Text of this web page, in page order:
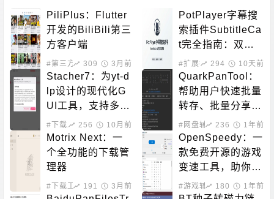
PiliPlus：Flutter
开发的BiliBili第三
方客户端
#第三方客户端
309 3月前
PotPlayer字幕搜
索插件SubtitleCa
t完全指南：双源
字幕下载、自动匹
配、90语言支持
#扩展插件 #系统增强
294 10天前
Stacher7：为yt-d
lp设计的现代化G
UI工具，支持多平
台
#下载工具256 10月前
QuarkPanTool：
帮助用户快速批量
转存、批量分享、
批量下载的开源工
具
#网盘辅助 236 1年前
Motrix Next：一
个全功能的下载管
理器
#下载工具 191 3月前
OpenSpeedy：一
款免费开源的游戏
变速工具，助你突
破游戏原本的帧率
限制
#游戏辅助 180 1年前